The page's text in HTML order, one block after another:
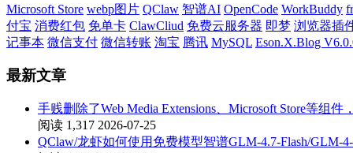
Microsoft Store webp图片 QClaw 智谱AI OpenCode WorkBuddy
付宝 消费红包 免单卡 ClawCliud 免费云服务器 即梦 浏览器插
记事本 微信支付 微信转账 淘宝 腾讯 MySQL Eson.X.Blog
最新文章
手贱删除了Web Media Extensions、Microsoft Store等组
阅读 1,317 2026-07-25
QClaw/龙虾如何使用免费模型智谱GLM-4.7-Flash/GLM-